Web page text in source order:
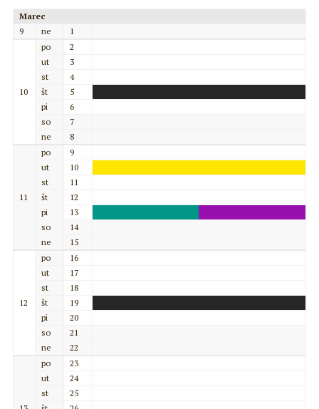
Marec
9
ne 1
10
po
2
ut
3
st
4
št
5
pi
6
so
7
ne
8
11
po
9
ut
10
st
11
št
12
pi
13
so
14
ne
15
12
po
16
ut
17
st
18
št
19
pi
20
so
21
ne
22
po
23
ut
24
st
25